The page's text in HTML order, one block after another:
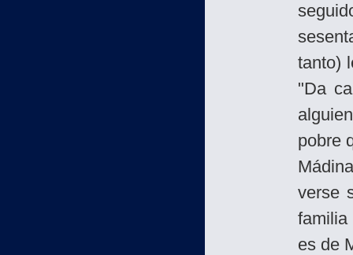
tanto)
"Da
pobre
verse
familia
es de